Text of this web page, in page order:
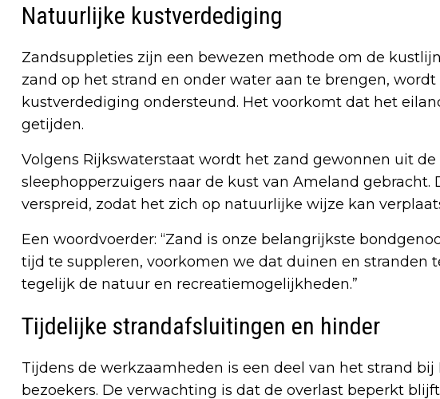
Natuurlijke kustverdediging
Zandsuppleties zijn een bewezen methode om de
zand op het strand en onder water aan te brengen,
kustverdediging ondersteund. Het voorkomt dat het
getijden.
Volgens Rijkswaterstaat wordt het zand gewonnen uit
sleephopperzuigers naar de kust van Ameland
verspreid, zodat het zich op natuurlijke wijze kan
Een woordvoerder: “Zand is onze belangrijkste
tijd te suppleren, voorkomen we dat duinen en stranden
tegelijk de natuur en recreatiemogelijkheden.”
Tijdelijke strandafsluitingen en hinder
Tijdens de werkzaamheden is een deel van het strand
bezoekers. De verwachting is dat de overlast beperkt